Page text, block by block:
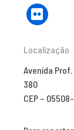
Localização
Avenida
380
CEP –